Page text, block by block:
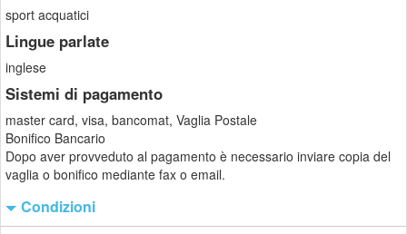
sport acquatici
Lingue parlate
inglese
Sistemi di pagamento
master card, visa, bancomat, Vaglia Postale
Bonifico Bancario
Dopo aver provveduto al pagamento è necessario inviare copia del
vaglia o bonifico mediante fax o email.
Condizioni